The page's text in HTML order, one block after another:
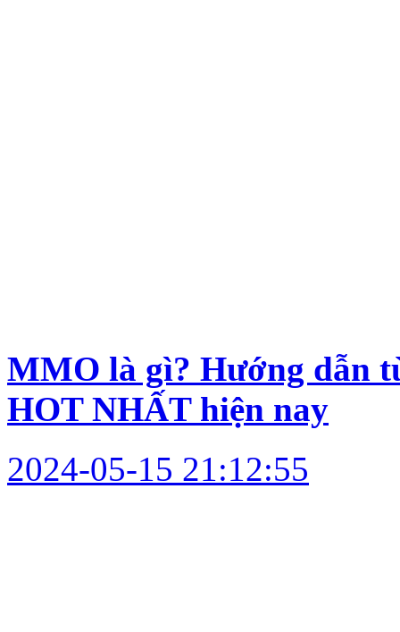
MMO là gì? Hướng dẫn
HOT NHẤT hiện nay
2024-05-15 21:12:55